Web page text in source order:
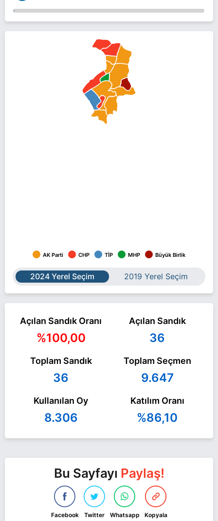
AK Parti CHP TİP MHP Büyük Birlik
2024 Yerel Seçim 2019 Yerel Seçim
Açılan Sandık Oranı
%100,00
Açılan Sandık
36
Toplam Sandık
36
Toplam Seçmen
9.647
Kullanılan Oy
8.306
Katılım Oranı
%86,10
Bu Sayfayı Paylaş!
Facebook Twitter Whatsapp Kopyala